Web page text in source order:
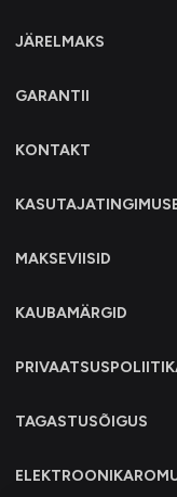
JÄRELMAKS
GARANTII
KONTAKT
MAKSEVIISID
KAUBAMÄRGID
TAGASTUSÕIGUS